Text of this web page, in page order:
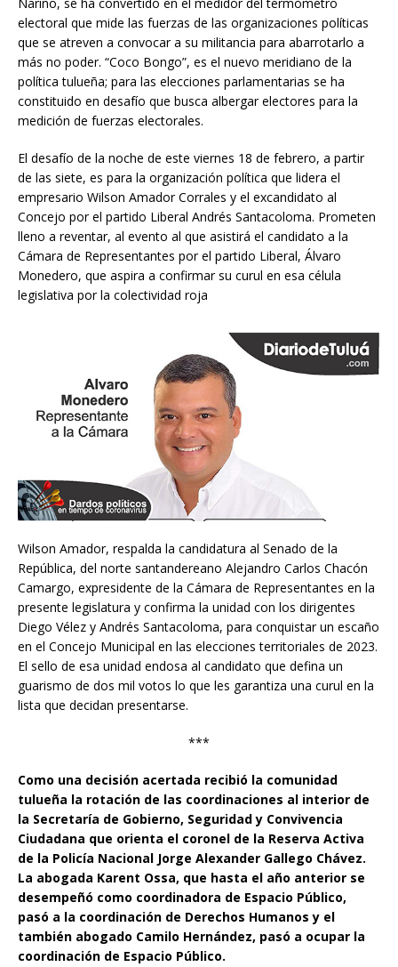
Nariño, se ha convertido en el medidor del termómetro
electoral que mide las fuerzas de las organizaciones políticas
que se atreven a convocar a su militancia para abarrotarlo a
más no poder. “Coco Bongo”, es el nuevo meridiano de la
política tulueña; para las elecciones parlamentarias se ha
constituido en desafío que busca albergar electores para la
medición de fuerzas electorales.
El desafío de la noche de este viernes 18 de febrero, a partir
de las siete, es para la organización política que lidera el
empresario Wilson Amador Corrales y el excandidato al
Concejo por el partido Liberal Andrés Santacoloma. Prometen
lleno a reventar, al evento al que asistirá el candidato a la
Cámara de Representantes por el partido Liberal, Álvaro
Monedero, que aspira a confirmar su curul en esa célula
legislativa por la colectividad roja
Wilson Amador, respalda la candidatura al Senado de la
República, del norte santandereano Alejandro Carlos Chacón
Camargo, expresidente de la Cámara de Representantes en la
presente legislatura y confirma la unidad con los dirigentes
Diego Vélez y Andrés Santacoloma, para conquistar un escaño
en el Concejo Municipal en las elecciones territoriales de 2023.
El sello de esa unidad endosa al candidato que defina un
guarismo de dos mil votos lo que les garantiza una curul en la
lista que decidan presentarse.
***
Como una decisión acertada recibió la comunidad
tulueña la rotación de las coordinaciones al interior de
la Secretaría de Gobierno, Seguridad y Convivencia
Ciudadana que orienta el coronel de la Reserva Activa
de la Policía Nacional Jorge Alexander Gallego Chávez.
La abogada Karent Ossa, que hasta el año anterior se
desempeñó como coordinadora de Espacio Público,
pasó a la coordinación de Derechos Humanos y el
también abogado Camilo Hernández, pasó a ocupar la
coordinación de Espacio Público.